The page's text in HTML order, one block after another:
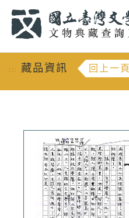
::: 藏品資訊 回上一頁